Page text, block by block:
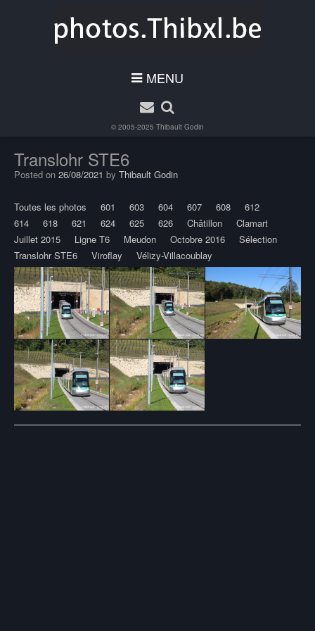
MENU
© 2005-2025 Thibault Godin
Translohr STE6
Posted on 26/08/2021 by Thibault Godin
Toutes les photos 601 603 604 607 608
612
614
618 621 624 625 626 Châtillon
Clamart
Juillet 2015
Ligne T6 Meudon Octobre 2016
Sélection
Translohr STE6
Viroflay Vélizy-Villacoublay
Post